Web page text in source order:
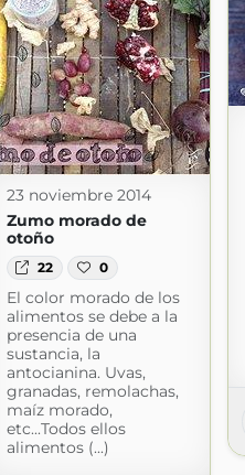
23 noviembre 2014
Zumo morado de
otoño
22 0
El color morado de los
alimentos se debe a la
presencia de una
sustancia, la
antocianina. Uvas,
granadas, remolachas,
maíz morado,
etc...Todos ellos
alimentos (...)